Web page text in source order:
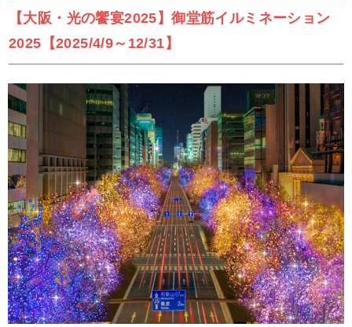
天王寺エリアのイルミネーション
【てんしば】Welcomingあべてんウィンタープレゼント
ベイエリアのイルミネーション
【ATC】ウミエール広場 光の回廊(コリドー)【通年開催】
【USJ】ユニバーサル・クリスマス・ジョイ【2025/11/19～
2026/1/4】
【海遊館】海遊館イルミネーション【2025/11/14～2026/3/1】
その他エリアのイルミネーション
【EXPOCITY】オオサカホイール【通年開催】
【ひらかたパーク】光の遊園地【2025/11/1～2026/4/5 (期間中の特
定日のみ開催)】
【大阪城】大阪城イルミナージュ2025【2025/11/1～2026/2/1】
【万博記念公園】イルミナイト万博2025【2025/11/23～12/30までの
週末・計18日間】
【大阪・光の饗宴2025】御堂筋イルミネーション
2025【2025/4/9～12/31】